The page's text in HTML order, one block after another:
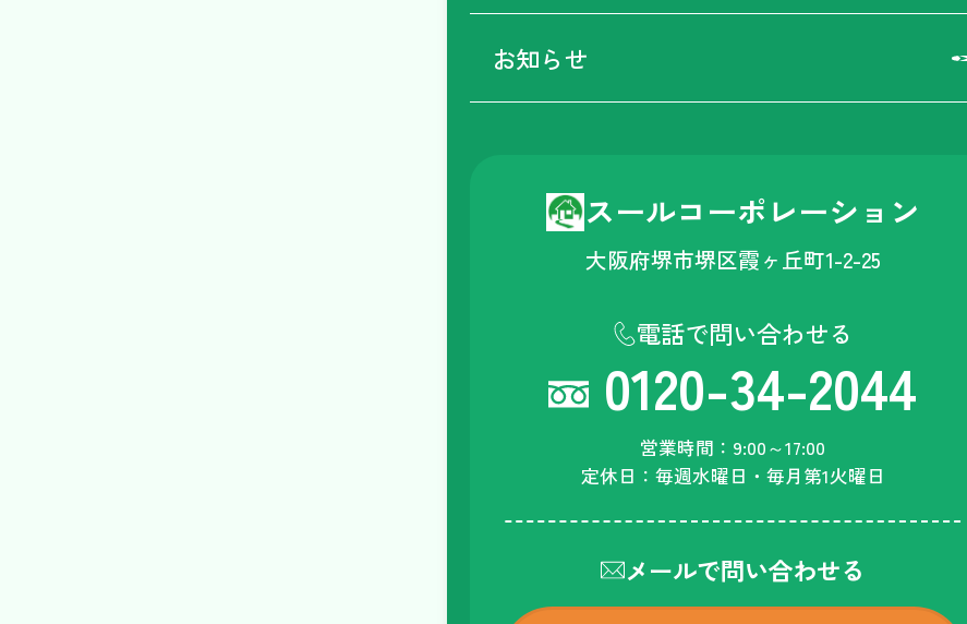
お知らせ
スールコーポレーション
大阪府堺市堺区霞ヶ丘町1-2-25
電話で問い合わせる
0120-34-2044
営業時間：9:00～17:00
定休日：毎週水曜日・毎月第1火曜日
メールで問い合わせる